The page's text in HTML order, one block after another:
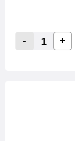
Decrease
- +